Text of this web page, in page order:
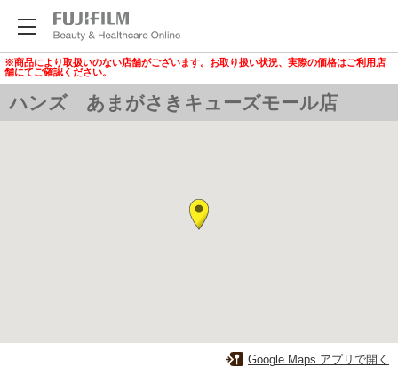
※商品により取扱いのない店舗がございます。お取り扱い状況、実際の価格はご利用店
舗にてご確認ください。
ハンズ あまがさきキューズモール店
Google Maps アプリで開く